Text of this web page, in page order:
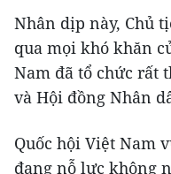
Nhân dịp này, Chủ
qua mọi khó khăn
Nam đã tổ chức rất
và Hội đồng Nhân
Quốc hội Việt Nam
đang nỗ lực không